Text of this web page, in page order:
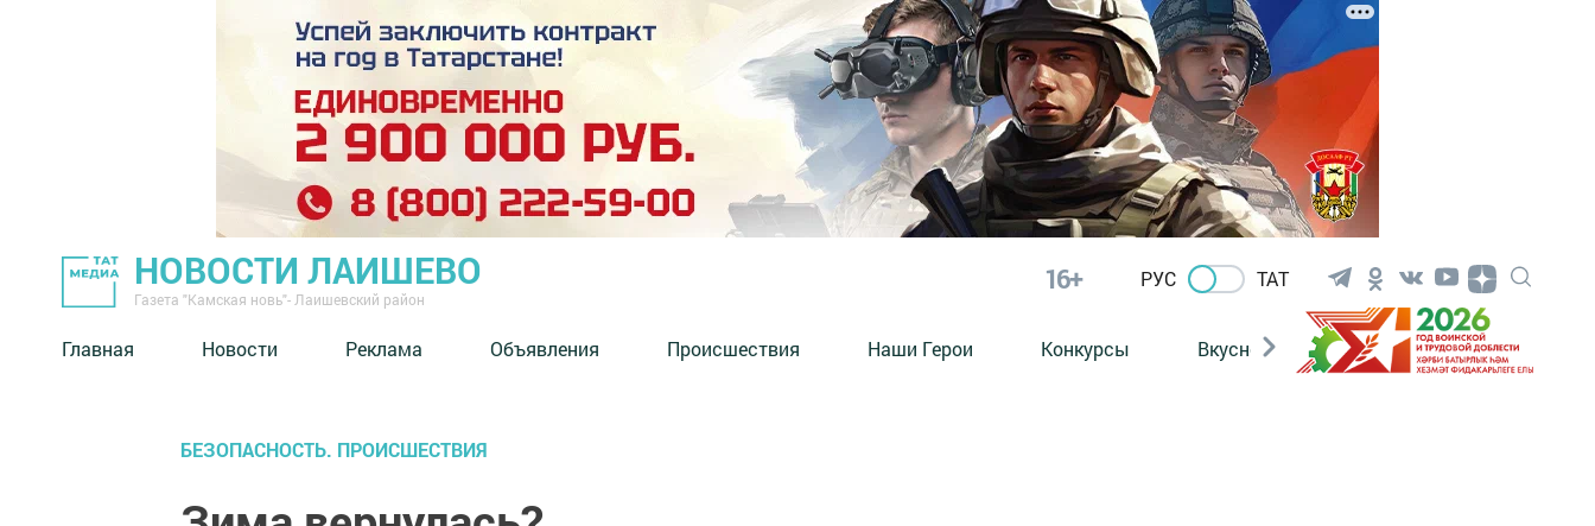
НОВОСТИ ЛАИШЕВО
Газета "Камская новь"- Лаишевский район
16+ РУС ТАТ
Главная Новости Реклама Объявления Происшествия Наши Герои Конкурсы Вкусности Фотогалерея
БЕЗОПАСНОСТЬ. ПРОИСШЕСТВИЯ